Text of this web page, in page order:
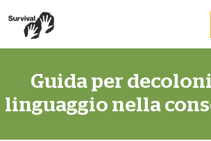
Guida per
linguaggio nella